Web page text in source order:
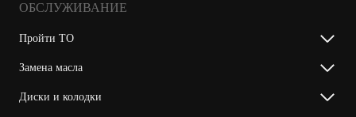
ОБСЛУЖИВАНИЕ
Пройти ТО
Замена масла
Диски и колодки